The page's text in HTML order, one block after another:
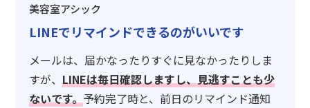
美容室アシック
LINEでリマインドできるのがいいです
メールは、届かなったりすぐに見なかったりしま
すが、 LINEは毎日確認しますし、見逃すことも少
ないです。 予約完了時と、前日のリマインド通知